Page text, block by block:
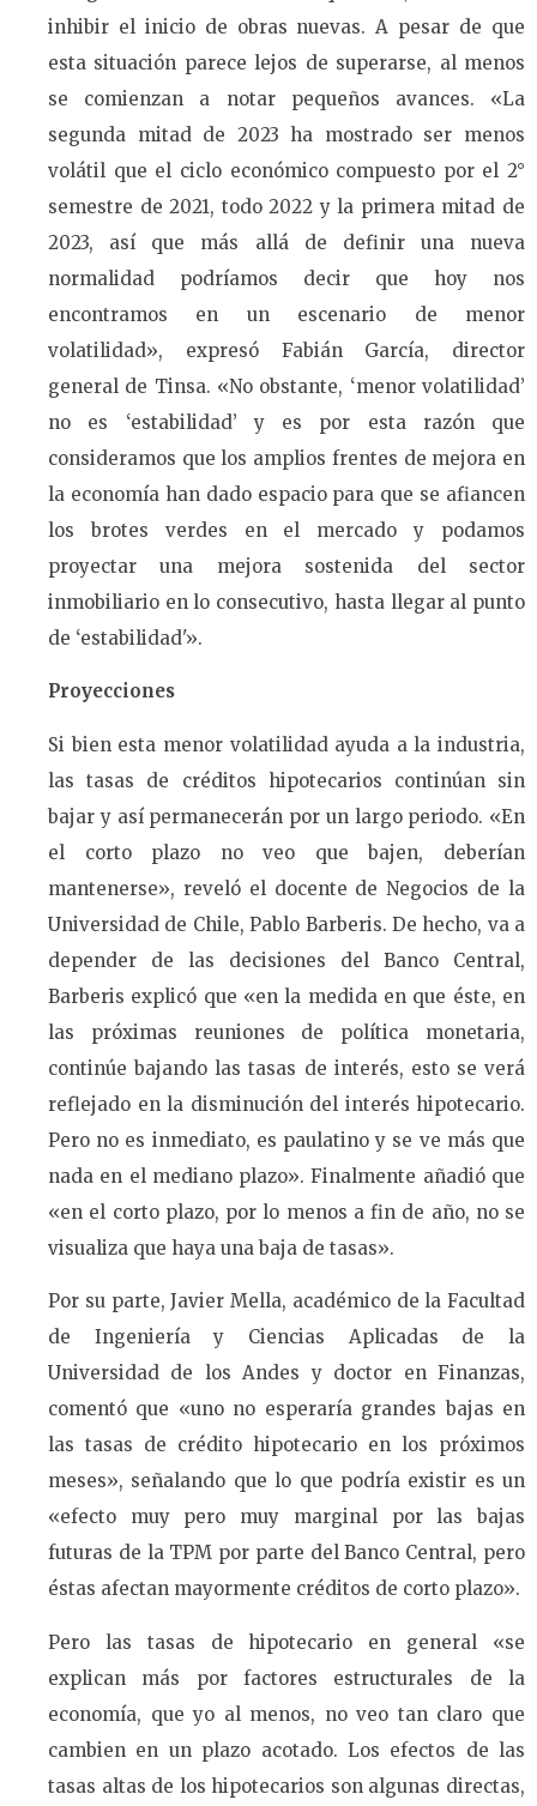
inhibir el inicio de obras nuevas. A pesar de que
esta situación parece lejos de superarse, al menos
se comienzan a notar pequeños avances. «La
segunda mitad de 2023 ha mostrado ser menos
volátil que el ciclo económico compuesto por el 2°
semestre de 2021, todo 2022 y la primera mitad de
2023, así que más allá de definir una nueva
normalidad podríamos decir que hoy nos
encontramos en un escenario de menor
volatilidad», expresó Fabián García, director
general de Tinsa. «No obstante, ‘menor volatilidad’
no es ‘estabilidad’ y es por esta razón que
consideramos que los amplios frentes de mejora en
la economía han dado espacio para que se afiancen
los brotes verdes en el mercado y podamos
proyectar una mejora sostenida del sector
inmobiliario en lo consecutivo, hasta llegar al punto
de ‘estabilidad'».
Proyecciones
Si bien esta menor volatilidad ayuda a la industria,
las tasas de créditos hipotecarios continúan sin
bajar y así permanecerán por un largo periodo. «En
el corto plazo no veo que bajen, deberían
mantenerse», reveló el docente de Negocios de la
Universidad de Chile, Pablo Barberis. De hecho, va a
depender de las decisiones del Banco Central,
Barberis explicó que «en la medida en que éste, en
las próximas reuniones de política monetaria,
continúe bajando las tasas de interés, esto se verá
reflejado en la disminución del interés hipotecario.
Pero no es inmediato, es paulatino y se ve más que
nada en el mediano plazo». Finalmente añadió que
«en el corto plazo, por lo menos a fin de año, no se
visualiza que haya una baja de tasas».
Por su parte, Javier Mella, académico de la Facultad
de Ingeniería y Ciencias Aplicadas de la
Universidad de los Andes y doctor en Finanzas,
comentó que «uno no esperaría grandes bajas en
las tasas de crédito hipotecario en los próximos
meses», señalando que lo que podría existir es un
«efecto muy pero muy marginal por las bajas
futuras de la TPM por parte del Banco Central, pero
éstas afectan mayormente créditos de corto plazo».
Pero las tasas de hipotecario en general «se
explican más por factores estructurales de la
economía, que yo al menos, no veo tan claro que
cambien en un plazo acotado. Los efectos de las
tasas altas de los hipotecarios son algunas directas,